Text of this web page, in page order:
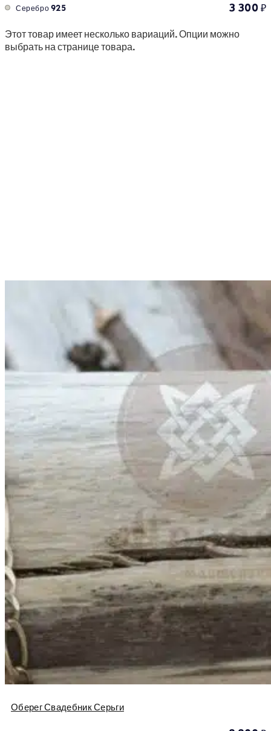
Серебро 925 3 300₽
Этот товар имеет несколько вариаций. Опции можно
выбрать на странице товара.
Оберег Свадебник Серьги